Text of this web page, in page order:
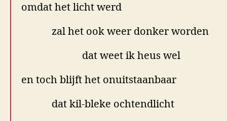
omdat het licht werd
zal het ook weer donker worden
dat weet ik heus wel
en toch blijft het onuitstaanbaar
dat kil-bleke ochtendlicht